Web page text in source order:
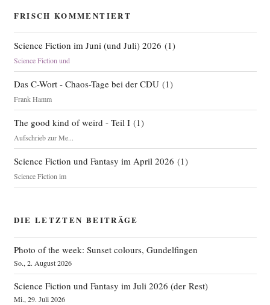
FRISCH KOMMENTIERT
Science Fiction im Juni (und Juli) 2026 (1)
Science Fiction und
Das C-Wort - Chaos-Tage bei der CDU(1)
Frank Hamm
The good kind of weird - Teil I(1)
Aufschrieb zur Me...
Science Fiction und Fantasy im April 2026 (1)
Science Fiction im
DIE LETZTEN BEITRÄGE
Photo of the week: Sunset colours, Gundelfingen
So., 2. August 2026
Science Fiction und Fantasy im Juli 2026 (der Rest)
Mi., 29. Juli 2026